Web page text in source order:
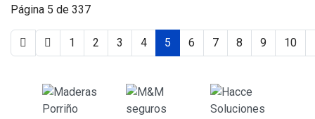
Página 5 de 337
1 2 3 4 5 6 7 8 9 10